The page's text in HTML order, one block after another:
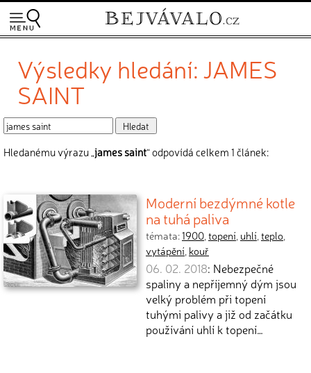
Výsledky hledání: JAMES
SAINT
Hledanému výrazu „james saint“ odpovídá celkem 1 článek:
Moderní bezdýmné kotle
na tuhá paliva
témata:1900,topení, uhlí,teplo,
vytápění, kouř
06. 02. 2018: Nebezpečné
spaliny a nepříjemný dým jsou
velký problém při topení
tuhými palivy a již od začátku
používání uhlí k topení…